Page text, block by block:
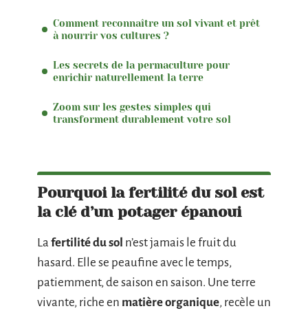
Comment reconnaître un sol vivant et prêt
à nourrir vos cultures ?
Les secrets de la permaculture pour
enrichir naturellement la terre
Zoom sur les gestes simples qui
transforment durablement votre sol
Pourquoi la fertilité du sol est
la clé d’un potager épanoui
La fertilité du sol n’est jamais le fruit du
hasard. Elle se peaufine avec le temps,
patiemment, de saison en saison. Une terre
vivante, riche en matière organique, recèle un